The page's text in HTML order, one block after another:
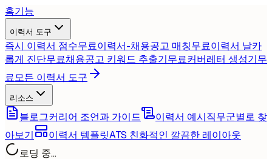
홈기능
이력서 도구
즉시 이력서 점수무료이력서-채용공고 매칭무료이력서 날카
롭게 진단무료채용공고 키워드 추출기무료커버레터 생성기무
료모든 이력서 도구
리소스
블로그커리어 조언과 가이드 이력서 예시직무군별로 찾
아보기
이력서 템플릿ATS 친화적인 깔끔한 레이아웃
로딩 중...